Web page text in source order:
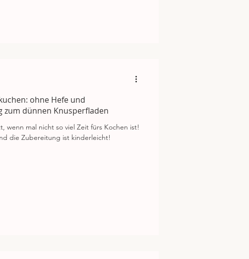
ohne Hefe und
zum dünnen Knusperfladen
wenn mal nicht so viel Zeit fürs Kochen ist!
die Zubereitung ist kinderleicht!